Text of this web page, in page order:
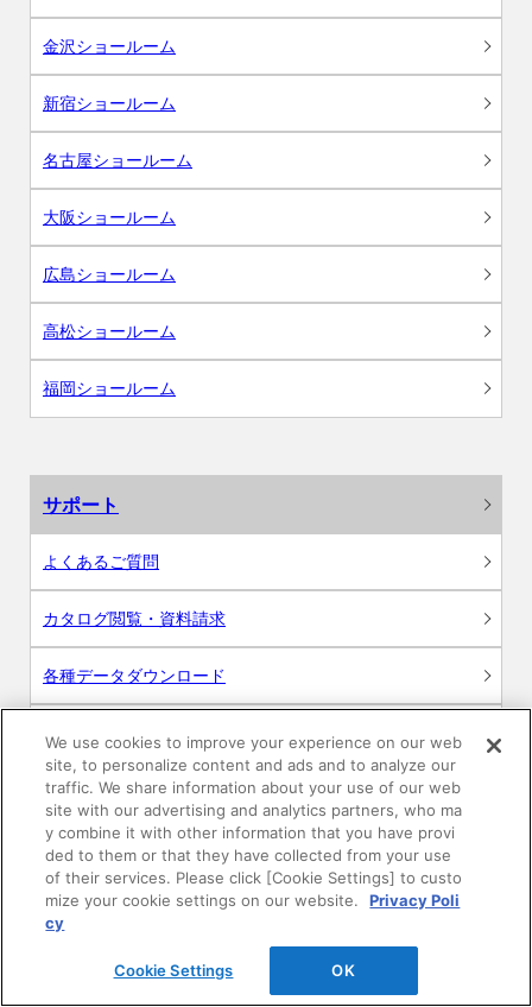
金沢ショールーム
新宿ショールーム
名古屋ショールーム
大阪ショールーム
広島ショールーム
高松ショールーム
福岡ショールーム
サポート
よくあるご質問
カタログ閲覧・資料請求
各種データダウンロード
WEB見積・各種シミュレーション
交換用部品の購入
修理・点検
お問い合わせ
We use cookies to improve your experience on our web
site, to personalize content and ads and to analyze our
traffic. We share information about your use of our web
site with our advertising and analytics partners, who ma
y combine it with other information that you have provi
ded to them or that they have collected from your use
of their services. Please click [Cookie Settings] to custo
mize your cookie settings on our website.
Privacy Poli
cy
Cookie Settings OK